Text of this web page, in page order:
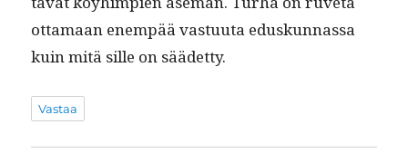
otta­maan enem­pää vas­tu­u­ta eduskun­nas­sa
kuin mitä sille on säädetty.
Vastaa